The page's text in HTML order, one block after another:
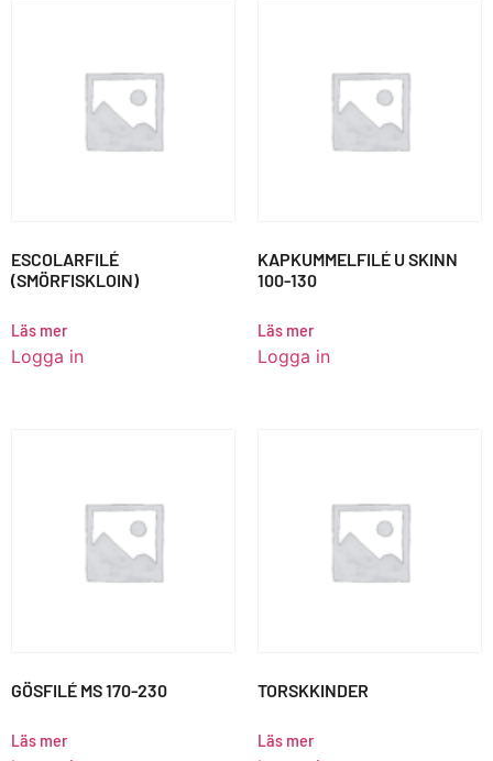
ESCOLARFILÉ
(SMÖRFISKLOIN)
Läs mer
Logga in
KAPKUMMELFILÉ U SKINN
100-130
Läs mer
Logga in
GÖSFILÉ MS 170-230
Läs mer
TORSKKINDER
Läs mer